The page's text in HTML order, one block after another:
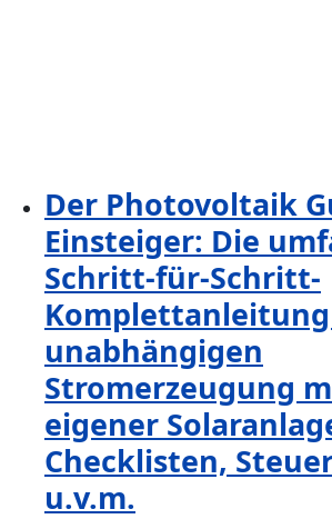
Der Photovoltaik
Einsteiger: Die
Schritt-für-Schritt-
unabhängigen
Stromerzeugung
eigener
Checklisten,
u.v.m.